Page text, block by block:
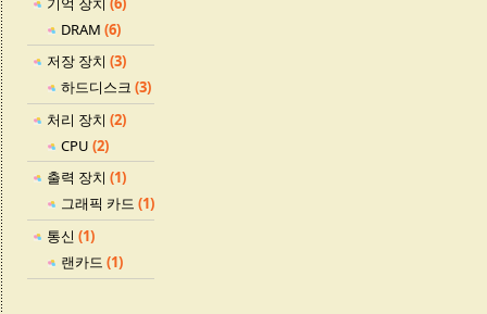
DRAM (6)
저장 장치 (3)
하드디스크 (3)
처리 장치 (2)
CPU (2)
출력 장치 (1)
그래픽 카드 (1)
통신 (1)
랜카드 (1)